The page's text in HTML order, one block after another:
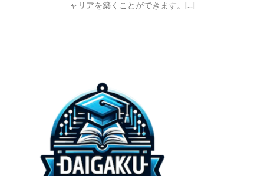
ャリアを築くことができます。[...]